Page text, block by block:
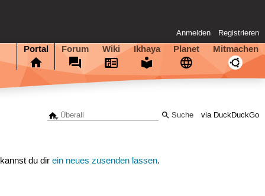
Anmelden Registrieren
Portal Forum Wiki Ikhaya Planet Mitmachen
via DuckDuckGo
du direin neues zusenden lassen.